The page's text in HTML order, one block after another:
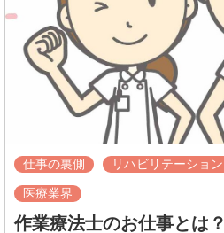
仕事の裏側 リハビリテーション
医療業界
作業療法士のお仕事とは？